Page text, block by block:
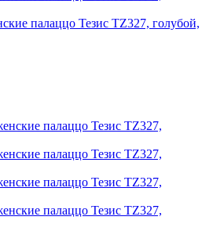
палаццо Тезис TZ327, голубой,